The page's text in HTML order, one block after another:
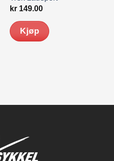
kr149.00
Kjøp